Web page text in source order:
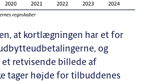
at kortlægningen har et for
og
retvisende billede af
tager højde for tilbuddenes